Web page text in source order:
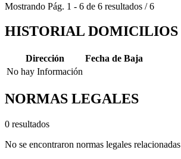
Mostrando Pág. 1 - 6 de 6 resultados /6
HISTORIAL DOMICILIOS
Dirección
Fecha de Baja
No hay Información
NORMAS LEGALES
0 resultados
No se encontraron normas legales relacionadas